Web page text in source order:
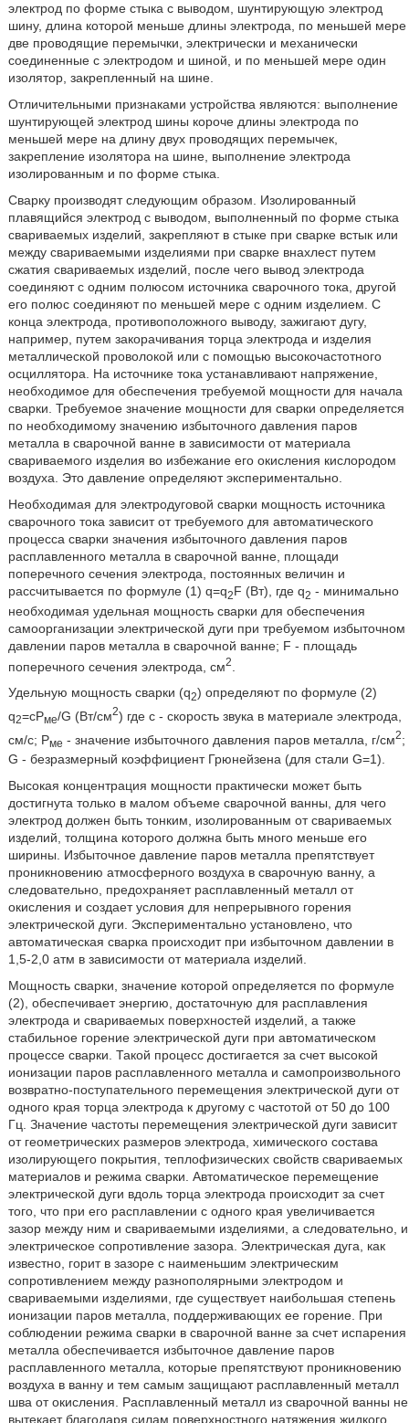
электрод по форме стыка с выводом, шунтирующую электрод
шину, длина которой меньше длины электрода, по меньшей мере
две проводящие перемычки, электрически и механически
соединенные с электродом и шиной, и по меньшей мере один
изолятор, закрепленный на шине.
Отличительными признаками устройства являются: выполнение
шунтирующей электрод шины короче длины электрода по
меньшей мере на длину двух проводящих перемычек,
закрепление изолятора на шине, выполнение электрода
изолированным и по форме стыка.
Сварку производят следующим образом. Изолированный
плавящийся электрод с выводом, выполненный по форме стыка
свариваемых изделий, закрепляют в стыке при сварке встык или
между свариваемыми изделиями при сварке внахлест путем
сжатия свариваемых изделий, после чего вывод электрода
соединяют с одним полюсом источника сварочного тока, другой
его полюс соединяют по меньшей мере с одним изделием. С
конца электрода, противоположного выводу, зажигают дугу,
например, путем закорачивания торца электрода и изделия
металлической проволокой или с помощью высокочастотного
осциллятора. На источнике тока устанавливают напряжение,
необходимое для обеспечения требуемой мощности для начала
сварки. Требуемое значение мощности для сварки определяется
по необходимому значению избыточного давления паров
металла в сварочной ванне в зависимости от материала
свариваемого изделия во избежание его окисления кислородом
воздуха. Это давление определяют экспериментально.
Необходимая для электродуговой сварки мощность источника
сварочного тока зависит от требуемого для автоматического
процесса сварки значения избыточного давления паров
расплавленного металла в сварочной ванне, площади
поперечного сечения электрода, постоянных величин и
рассчитывается по формуле (1) q=q2F (Вт), где q2 - минимально
необходимая удельная мощность сварки для обеспечения
самоорганизации электрической дуги при требуемом избыточном
давлении паров металла в сварочной ванне; F - площадь
поперечного сечения электрода, см2
Удельную мощность сварки (q2) определяют по формуле (2)
q2=cPме/G (Вт/см2) где c - скорость звука в материале электрода,
см/с; Pме - значение избыточного давления паров металла, г/см2;
G - безразмерный коэффициент Грюнейзена (для стали G=1).
Высокая концентрация мощности практически может быть
достигнута только в малом объеме сварочной ванны, для чего
электрод должен быть тонким, изолированным от свариваемых
изделий, толщина которого должна быть много меньше его
ширины. Избыточное давление паров металла препятствует
проникновению атмосферного воздуха в сварочную ванну, а
следовательно, предохраняет расплавленный металл от
окисления и создает условия для непрерывного горения
электрической дуги. Экспериментально установлено, что
автоматическая сварка происходит при избыточном давлении в
1,5-2,0 атм в зависимости от материала изделий.
Мощность сварки, значение которой определяется по формуле
(2), обеспечивает энергию, достаточную для расплавления
электрода и свариваемых поверхностей изделий, а также
стабильное горение электрической дуги при автоматическом
процессе сварки. Такой процесс достигается за счет высокой
ионизации паров расплавленного металла и самопроизвольного
возвратно-поступательного перемещения электрической дуги от
одного края торца электрода к другому с частотой от 50 до 100
Гц. Значение частоты перемещения электрической дуги зависит
от геометрических размеров электрода, химического состава
изолирующего покрытия, теплофизических свойств свариваемых
материалов и режима сварки. Автоматическое перемещение
электрической дуги вдоль торца электрода происходит за счет
того, что при его расплавлении с одного края увеличивается
зазор между ним и свариваемыми изделиями, а следовательно, и
электрическое сопротивление зазора. Электрическая дуга, как
известно, горит в зазоре с наименьшим электрическим
сопротивлением между разнополярными электродом и
свариваемыми изделиями, где существует наибольшая степень
ионизации паров металла, поддерживающих ее горение. При
соблюдении режима сварки в сварочной ванне за счет испарения
металла обеспечивается избыточное давление паров
расплавленного металла, которые препятствуют проникновению
воздуха в ванну и тем самым защищают расплавленный металл
шва от окисления. Расплавленный металл из сварочной ванны не
вытекает благодаря силам поверхностного натяжения жидкого